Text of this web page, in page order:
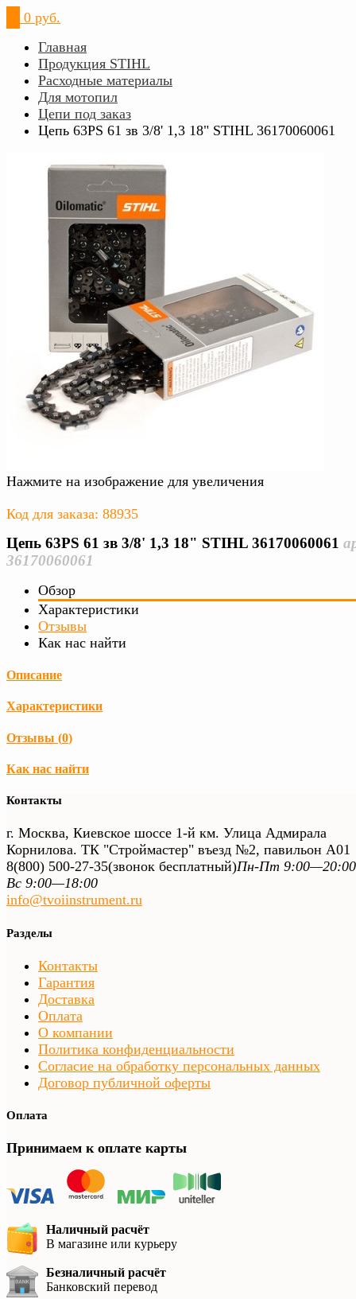
0 руб.
Главная
Продукция STIHL
Расходные материалы
Для мотопил
Цепи под заказ
Цепь 63PS 61 зв 3/8' 1,3 18" STIHL 36170060061
Нажмите на изображение для увеличения
Код для заказа: 88935
Цепь 63PS 61 зв 3/8' 1,3 18" STIHL 36170060061
36170060061
Обзор
Характеристики
Отзывы
Как нас найти
Описание
Характеристики
Отзывы (0)
Как нас найти
Контакты
г. Москва, Киевское шоссе 1-й км. Улица Адмирала
Корнилова. ТК "Строймастер" въезд №2, павильон А01
8(800) 500-27-35(звонок бесплатный)Пн-Пт
Вс 9:00—18:00
info@tvoiinstrument.ru
Разделы
Контакты
Гарантия
Доставка
Оплата
О компании
Политика конфиденциальности
Согласие на обработку персональных данных
Договор публичной оферты
Оплата
Принимаем к оплате карты
Наличный расчёт
В магазине или курьеру
Безналичный расчёт
Банковский перевод